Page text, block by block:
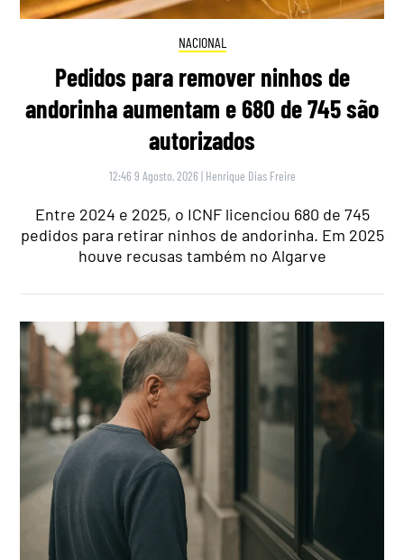
NACIONAL
Pedidos para remover ninhos de
andorinha aumentam e 680 de 745 são
autorizados
12:46 9 Agosto, 2026 | Henrique Dias Freire
Entre 2024 e 2025, o ICNF licenciou 680 de 745
pedidos para retirar ninhos de andorinha. Em 2025
houve recusas também no Algarve